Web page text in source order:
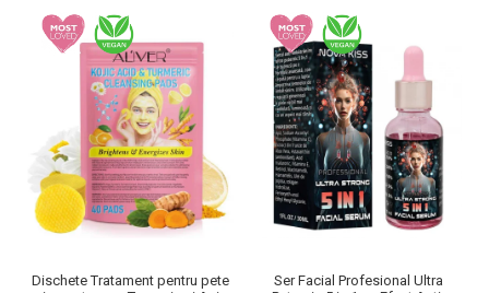
Dischete Tratament pentru pete
Ser Facial Profesional Ultra